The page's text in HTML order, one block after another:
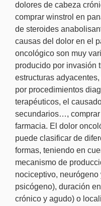
dolores de cabeza
comprar winstrol en
de steroides
causas del dolor en el
oncológico son muy
producido por invasión
estructuras
por procedimientos
terapéuticos, el
secundarios…, comprar
farmacia. El dolor
puede clasificar de
formas, teniendo en
mecanismo de
nociceptivo, neurógeno
psicógeno), duración
crónico y agudo) o